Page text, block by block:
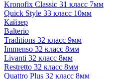
Kronofix Classic 31 класс 7мм
Quick Style 33 класс 10мм
Кайзер
Balterio
Traditions 32 класс 9мм
Immenso 32 класс 8мм
Livanti 32 класс 8мм
Restretto 32 класс 8мм
Quattro Plus 32 класс 8мм